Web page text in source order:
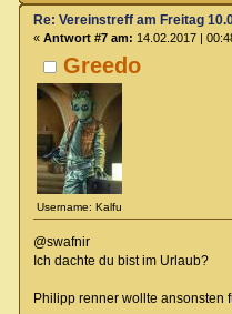
Greedo
Username: Kalfu
Re: Vereinstreff am Freitag
« Antwort #7 am: 14.02.2017 |
@swafnir
Ich dachte du bist im Urlaub?
Philipp renner wollte ansonsten